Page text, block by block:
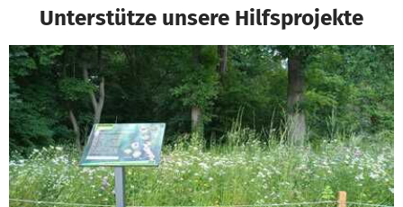
Unterstütze unsere Hilfsprojekte